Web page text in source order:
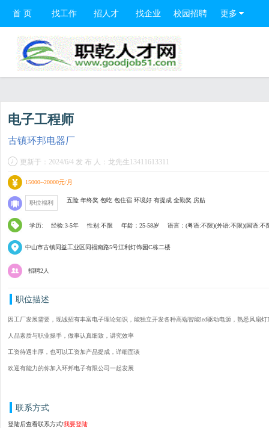
首 页 找工作 招人才 找企业 校园招聘 更多
电子工程师
古镇环邦电器厂
更新于：2024/6/4 发 布 人：龙先生13411613311
15000--20000元/月
职位福利 五险 年终奖 包吃 包住宿 环境好 有提成 全勤奖 房贴
学历: 经验:3-5年 性别:不限 年龄：25-58岁 语言：(粤语:不限)(外语:不限)(国语:不
中山市古镇同益工业区同福南路5号江利灯饰园C栋二楼
招聘2人
职位描述
因工厂发展需要，现诚招有丰富电子理论知识，能独立开发各种高端智能led驱动电源，熟悉风扇
人品素质与职业操手，做事认真细致，讲究效率
工资待遇丰厚，也可以工资加产品提成，详细面谈
欢迎有能力的你加入环邦电子有限公司一起发展
联系方式
登陆后查看联系方式!我要登陆